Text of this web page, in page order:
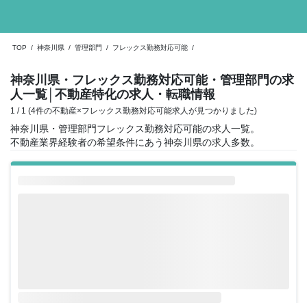
TOP / 神奈川県 / 管理部門 / フレックス勤務対応可能 /
神奈川県・フレックス勤務対応可能・管理部門の求
人一覧 │不動産特化の求人・転職情報
1 / 1 (4件の不動産×フレックス勤務対応可能求人が見つかりました)
神奈川県・管理部門フレックス勤務対応可能の求人一覧。
不動産業界経験者の希望条件にあう神奈川県の求人多数。